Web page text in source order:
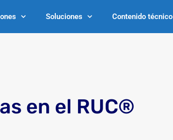
Soluciones Contenido técnico
en el RUC®